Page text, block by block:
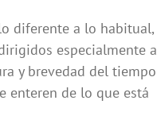
diferente a lo habitual,
especialmente a
y brevedad del tiempo
enteren de lo que está